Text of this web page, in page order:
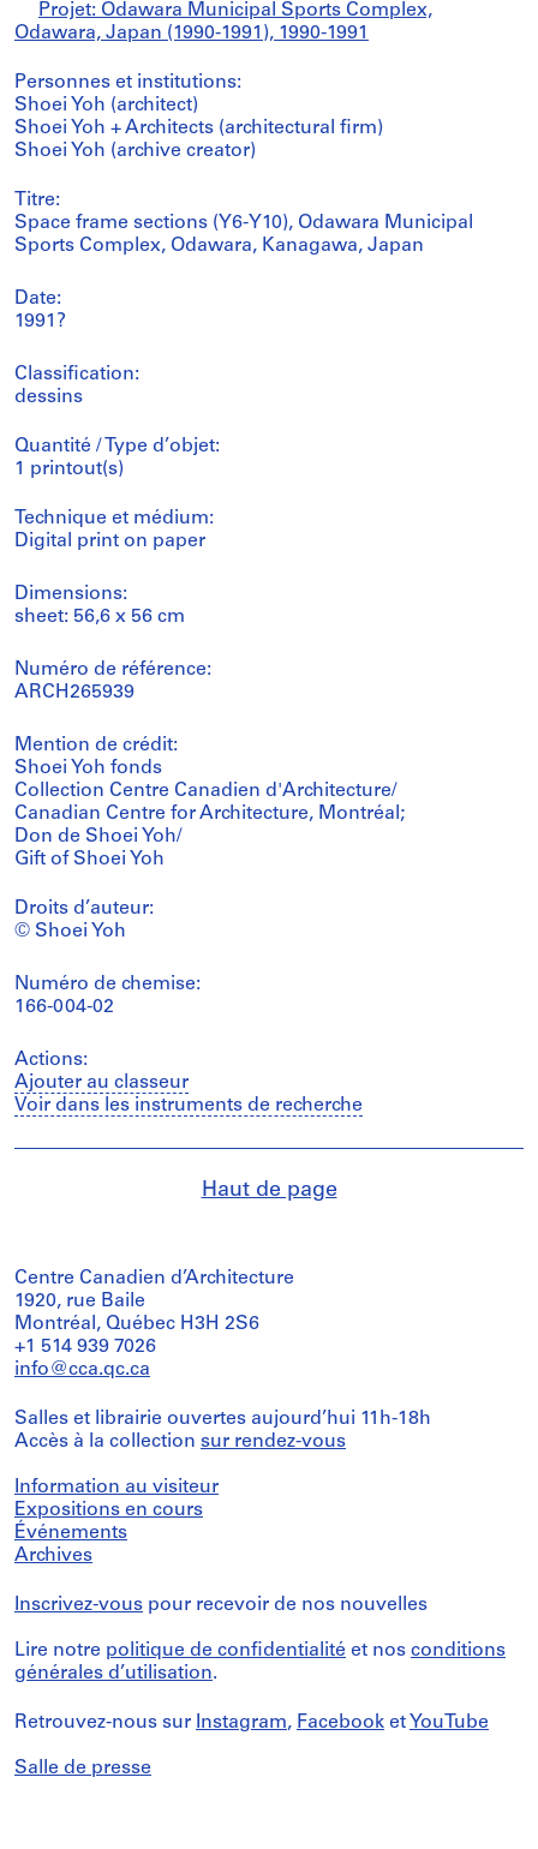
Projet: Odawara Municipal Sports Complex,
Odawara, Japan (1990-1991), 1990-1991
Personnes et institutions:
Shoei Yoh (architect)
Shoei Yoh + Architects (architectural firm)
Shoei Yoh (archive creator)
Titre:
Space frame sections (Y6-Y10), Odawara Municipal
Sports Complex, Odawara, Kanagawa, Japan
Date:
1991?
Classification:
dessins
Quantité / Type d’objet:
1 printout(s)
Technique et médium:
Digital print on paper
Dimensions:
sheet: 56,6 x 56 cm
Numéro de référence:
ARCH265939
Mention de crédit:
Shoei Yoh fonds
Collection Centre Canadien d'Architecture/
Canadian Centre for Architecture, Montréal;
Don de Shoei Yoh/
Gift of Shoei Yoh
Droits d’auteur:
© Shoei Yoh
Numéro de chemise:
166-004-02
Actions:
Ajouter au classeur
Voir dans les instruments de recherche
Haut de page
Centre Canadien d’Architecture
1920, rue Baile
Montréal, Québec H3H 2S6
+1 514 939 7026
info@cca.qc.ca
Salles et librairie ouvertes aujourd’hui 11h-18h
Accès à la collection sur rendez-vous
Information au visiteur
Expositions en cours
Événements
Archives
Inscrivez-vous pour recevoir de nos nouvelles
Lire notre politique de confidentialité et nos conditions
générales d’utilisation.
Retrouvez-nous sur Instagram, Facebook et YouTube
Salle de presse